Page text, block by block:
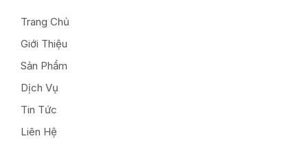
Trang Chủ
Giới Thiệu
Sản Phẩm
Dịch Vụ
Tin Tức
Liên Hệ